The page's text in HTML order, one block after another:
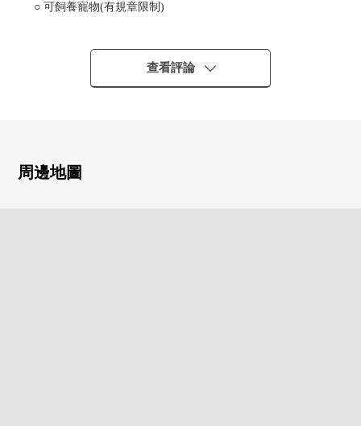
○ 可飼養寵物(有規章限制)
○ 有約19.7張塌塌米舒適的LDK
○ 客廳飯廳能瞭望的開放式廚房
○ 各居室有收納
查看評論
周邊地圖